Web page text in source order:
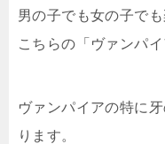
男の子でも女の子で
こちらの「ヴァンパイ
ヴァンパイアの特に
ります。